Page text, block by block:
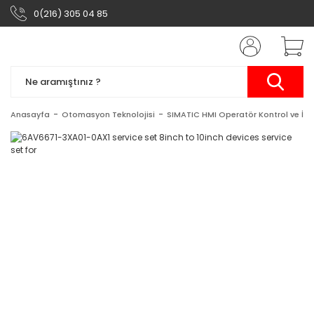
0(216) 305 04 85
Anasayfa Otomasyon Teknolojisi SIMATIC HMI Operatör Kontrol ve